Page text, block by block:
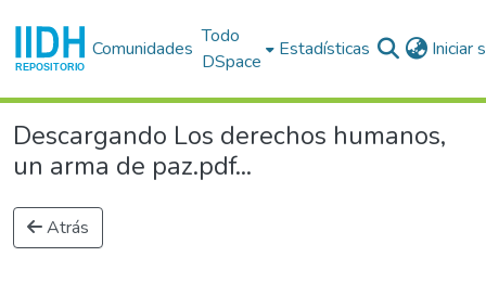
Comunidades
Todo
DSpace
Estadísticas Iniciar
Descargando Los derechos humanos,
un arma de paz.pdf...
Atrás